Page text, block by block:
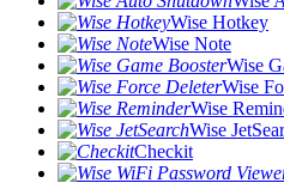
Wise Hotkey
Wise Note
Wise
Wise
Wise
Wise
Checkit